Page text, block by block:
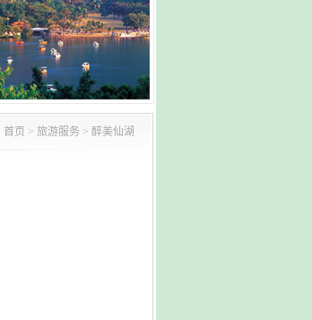
首页 > 旅游服务 > 醉美仙湖